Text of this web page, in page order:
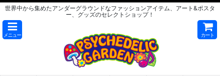
世界中から集めたアンダーグラウンドなファッションアイテム、アート&ポスタ
ー、グッズのセレクトショップ！
メニュー カート